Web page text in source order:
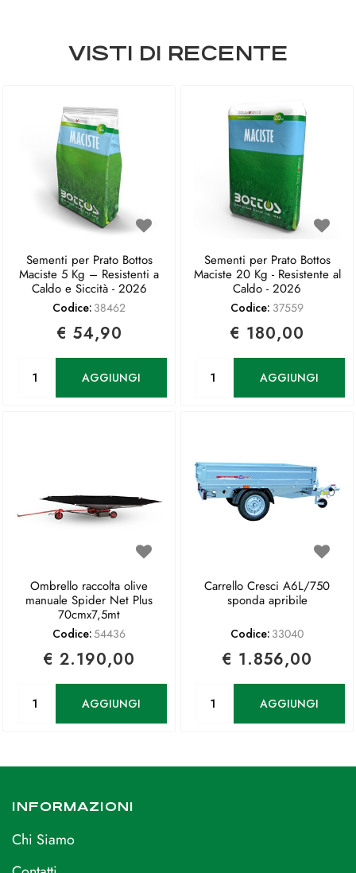
VISTI DI RECENTE
Sementi per Prato Bottos
Maciste 5 Kg – Resistenti a
Caldo e Siccità - 2026
Codice: 38462
€ 54,90
AGGIUNGI
Sementi per Prato Bottos
Maciste 20 Kg - Resistente al
Caldo - 2026
Codice: 37559
€ 180,00
AGGIUNGI
Ombrello raccolta olive
manuale Spider Net Plus
70cmx7,5mt
Codice:54436
€ 2.190,00
AGGIUNGI
Carrello Cresci A6L/750
sponda apribile
Codice: 33040
€ 1.856,00
AGGIUNGI
INFORMAZIONI
Chi Siamo